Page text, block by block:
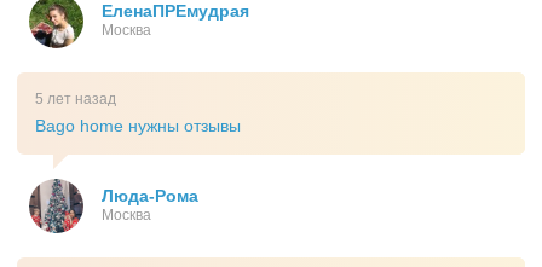
ЕленаПРЕмудрая
Москва
5 лет назад
Bago home нужны отзывы
Люда-Рома
Москва